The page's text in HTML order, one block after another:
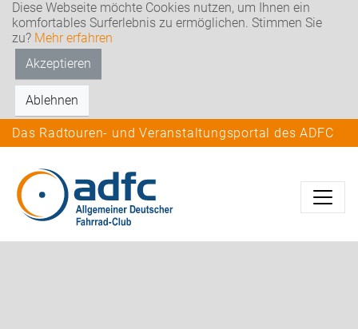
Diese Webseite möchte Cookies nutzen, um Ihnen ein
komfortables Surferlebnis zu ermöglichen. Stimmen Sie
zu? Mehr erfahren
Akzeptieren
Ablehnen
Das Radtouren- und Veranstaltungsportal des ADFC